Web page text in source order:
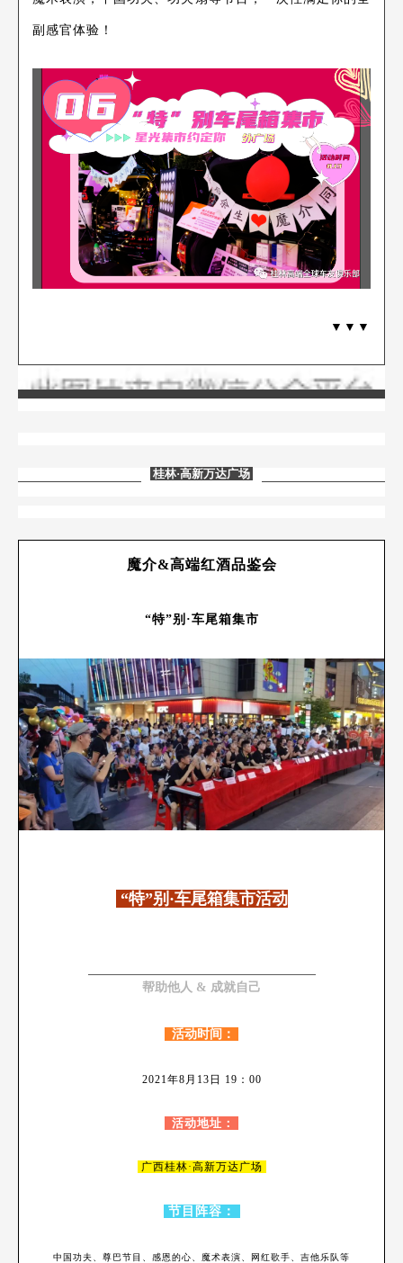
副感官体验！
▼▼▼
桂林·高新万达广场
魔介&高端红酒品鉴会
“特”别·车尾箱集市
“特”别·车尾箱集市活动
帮助他人 & 成就自己
活动时间：
2021年8月13日 19：00
活动地址：
广西桂林·高新万达广场
节目阵容：
中国功夫、尊巴节目、感恩的心、魔术表演、网红歌手、吉他乐队等